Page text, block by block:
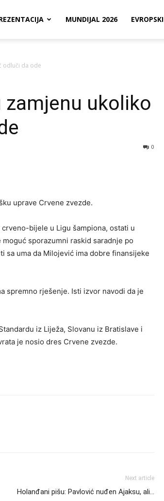
MUNDIJAL 2026 EVROPSKI
odluči da ode
zamjenu ukoliko
0
uprave Crvene zvezde.
bijele u Ligu šampiona, ostati u
sporazumni raskid saradnje po
sa uma da Milojević ima dobre finansijeke
spremno rješenje. Isti izvor navodi da je
iz Liježa, Slovanu iz Bratislave i
je nosio dres Crvene zvezde.
Next article
Holanđani pišu: Pavlović nuđen Ajaksu, ali…